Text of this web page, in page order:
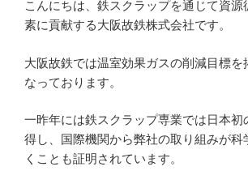
こんにちは、鉄スクラップを通じて資源
素に貢献する大阪故鉄株式会社です。
大阪故鉄では温室効果ガスの削減目標を
なっております。
一昨年には鉄スクラップ専業では日本初
得し、国際機関から弊社の取り組みが科
くことも証明されています。